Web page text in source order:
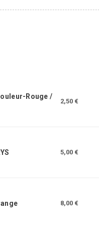
Rouge /
2,50 €
5,00 €
8,00 €